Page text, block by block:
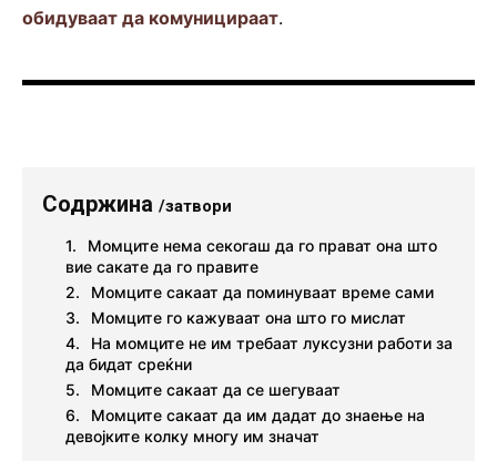
обидуваат да комуницираат.
Содржина /затвори
Момците нема секогаш да го прават она што
вие сакате да го правите
Момците сакаат да поминуваат време сами
Момците го кажуваат она што го мислат
На момците не им требаат луксузни работи за
да бидат среќни
Момците сакаат да се шегуваат
Момците сакаат да им дадат до знаење на
девојките колку многу им значат